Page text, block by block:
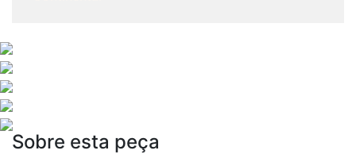
Sobre esta peça